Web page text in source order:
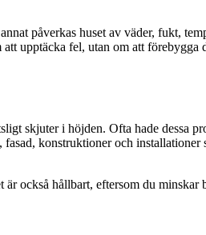
påverkas huset av väder, fukt,
upptäcka fel, utan om att förebygga
skjuter i höjden. Ofta hade dessa
konstruktioner och
också hållbart, eftersom du minskar